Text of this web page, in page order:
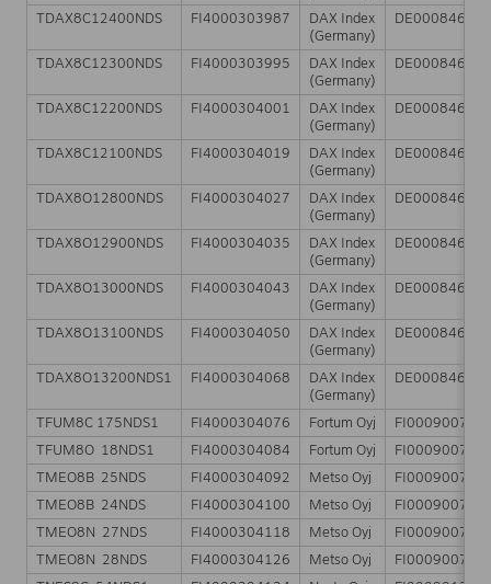
TDAX8C12400NDS FI4000303987
DAX Index
(Germany)
TDAX8C12300NDS FI4000303995
DAX Index
(Germany)
TDAX8C12200NDS FI4000304001
DAX Index
(Germany)
TDAX8C12100NDS FI4000304019
DAX Index
(Germany)
TDAX8O12800NDS FI4000304027
DAX Index
(Germany)
TDAX8O12900NDS FI4000304035
DAX Index
(Germany)
TDAX8O13000NDS FI4000304043
DAX Index
(Germany)
TDAX8O13100NDS FI4000304050
DAX Index
(Germany)
TDAX8O13200NDS1 FI4000304068
DAX Index
(Germany)
TFUM8C 175NDS1 FI4000304076 Fortum Oyj
TFUM8O 18NDS1
FI4000304084 Fortum Oyj
TMEO8B 25NDS
FI4000304092 Metso Oyj
TMEO8B 24NDS
FI4000304100 Metso Oyj
TMEO8N 27NDS
FI4000304118 Metso Oyj
TMEO8N 28NDS
FI4000304126 Metso Oyj